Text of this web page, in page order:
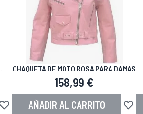
Añadir a la Lista de Deseos
CHAQUETA DE MOTO ROSA PARA DAMAS
158,99 €
AÑADIR AL CARRITO